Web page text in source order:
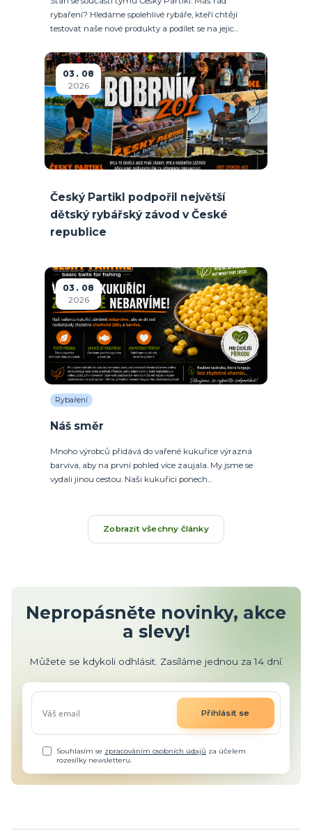
rybaření? Hledáme spolehlivé rybáře, kteří chtějí
testovat naše nové produkty a podílet se na jejic...
03
08
2026
Český Partikl podpořil největší
dětský rybářský závod v České
republice
03
08
2026
Rybaření
Náš směr
Mnoho výrobců přidává do vařené kukuřice výrazná
barviva, aby na první pohled více zaujala. My jsme se
vydali jinou cestou. Naši kukuřici ponech...
Zobrazit všechny články
Nepropásněte novinky, akce
a slevy!
Můžete se kdykoli odhlásit. Zasíláme jednou za 14 dní.
Přihlásit se
Souhlasím se zpracováním osobních údajů za účelem
rozesílky newsletteru.